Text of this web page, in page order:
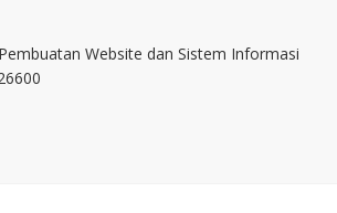
Website dan Sistem Informasi